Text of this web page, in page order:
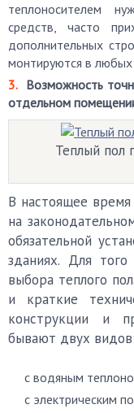
теплоносителем
средств, часто
дополнительных
монтируются в любых
Возможность
отдельном
Теплый пол
В настоящее
на
обязательной
зданиях. Для
выбора теплого
и краткие
конструкции и
бывают двух видов:
с водяным
с электрическим